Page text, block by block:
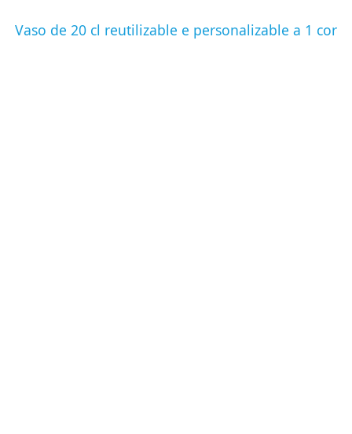
Vaso de 20 cl reutilizable e personalizable a 1 cor